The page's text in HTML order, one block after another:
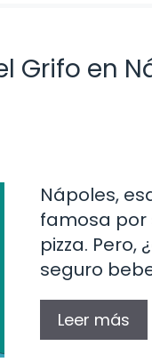
Grifo en
Nápoles,
famosa por
pizza. Pero,
seguro
Leer más